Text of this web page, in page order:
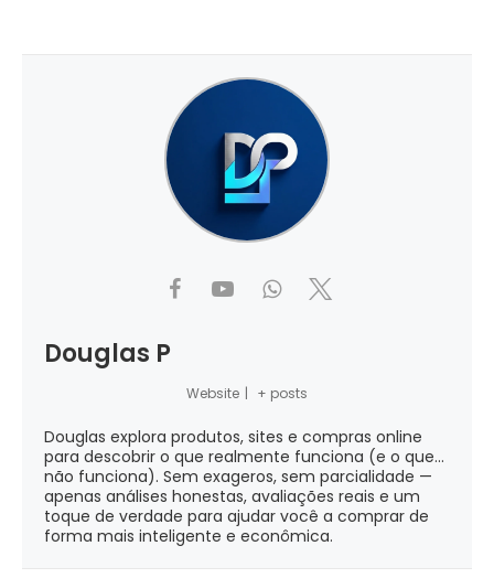
Douglas P
Website | + posts
Douglas explora produtos, sites e compras online
para descobrir o que realmente funciona (e o que...
não funciona). Sem exageros, sem parcialidade —
apenas análises honestas, avaliações reais e um
toque de verdade para ajudar você a comprar de
forma mais inteligente e econômica.